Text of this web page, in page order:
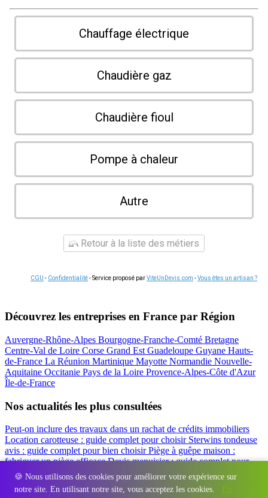
🍪 Nous utilisons des cookies pour améliorer votre expérience sur
notre site. En utilisant notre site, vous acceptez les cookies.
En
Chauffage électrique
Chaudière gaz
Chaudière fioul
Pompe à chaleur
Autre
Retour à la liste des métiers
CGU - Confidentialité- Service proposé parViteUnDevis.com -Vous êtes un artisan ?
Découvrez les entreprises en France par Région
Auvergne-Rhône-Alpes Bourgogne-Franche-Comté Bretagne
Centre-Val de Loire Corse Grand Est Guadeloupe Guyane Hauts-
de-France La Réunion Martinique Mayotte Normandie Nouvelle-
Aquitaine Occitanie Pays de la Loire Provence-Alpes-Côte d'Azur
Île-de-France
Nos actualités les plus consultées
Peut-on inclure des travaux dans un rachat de crédits immobiliers
Location carotteuse : guide complet pour choisir Sterwins tondeuse
avis : guide complet pour bien choisirPiège à guêpe maison :
fabriquer un piège efficaceDevis menuisier : guide complet pour
obtenir le meilleur prix
Simulation rachat de crédit : regrouper prêt
travaux et crédits
Régions - Départements - Villes - Entreprises - Marques Contact